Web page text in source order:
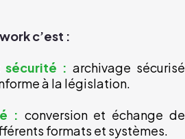
c’est :
sécurité : archivage sécurisé
à la législation.
: conversion et échange de
formats et systèmes.